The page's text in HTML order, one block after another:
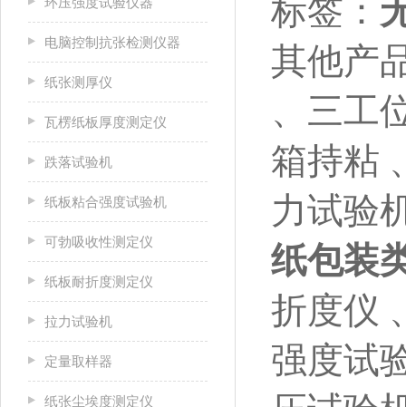
电脑控制抗张检测仪器
纸张测厚仪
瓦楞纸板厚度测定仪
跌落试验机
纸板粘合强度试验机
可勃吸收性测定仪
纸板耐折度测定仪
拉力试验机
定量取样器
纸张尘埃度测定仪
标签：
其他产
、三工
箱持粘
力试验
纸包装
折度仪
强度试